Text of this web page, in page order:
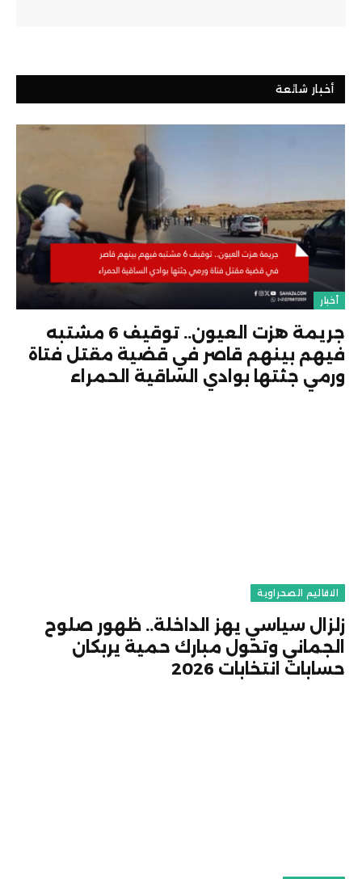
أخبار شائعة
أخبار
جريمة هزت العيون.. توقيف 6 مشتبه
فيهم بينهم قاصر في قضية مقتل فتاة
ورمي جثتها بوادي الساقية الحمراء
الاقاليم الصحراوية
زلزال سياسي يهز الداخلة.. ظهور صلوح
الجماني وتحول مبارك حمية يربكان
حسابات انتخابات 2026